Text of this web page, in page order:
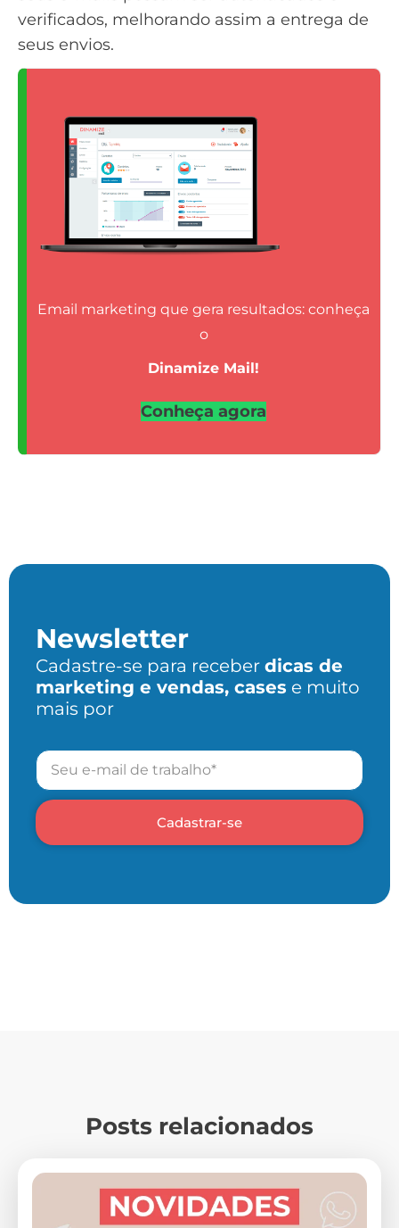
verificados, melhorando assim a entrega de
seus envios.
Email marketing que gera resultados: conheça
o
Dinamize Mail!
Conheça agora
Newsletter
Cadastre-se para receber dicas de
marketing e vendas, cases e muito
mais por
Cadastrar-se
Posts relacionados